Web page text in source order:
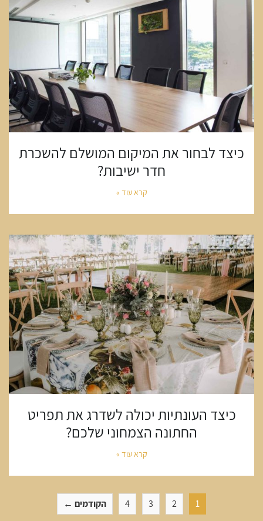
כיצד לבחור את המיקום המושלם להשכרת
חדר ישיבות?
קרא עוד »
כיצד העונתיות יכולה לשדרג את תפריט
החתונה הצמחוני שלכם?
קרא עוד »
1
2
3
4 הקודמים ←